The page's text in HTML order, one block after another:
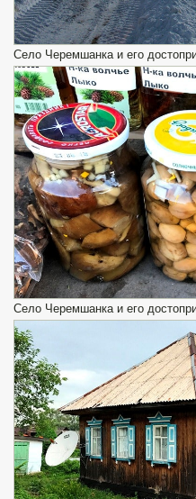
Село Черемшанка и его
Село Черемшанка и его